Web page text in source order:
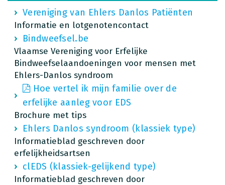
Vereniging van Ehlers Danlos Patiënten
Informatie en lotgenotencontact
Bindweefsel.be
Vlaamse Vereniging voor Erfelijke
Bindweefselaandoeningen voor mensen met
Ehlers-Danlos syndroom
Hoe vertel ik mijn familie over de
erfelijke aanleg voor EDS
Brochure met tips
Ehlers Danlos syndroom (klassiek type)
Informatieblad geschreven door
erfelijkheidsartsen
clEDS (klassiek-gelijkend type)
Informatieblad geschreven door